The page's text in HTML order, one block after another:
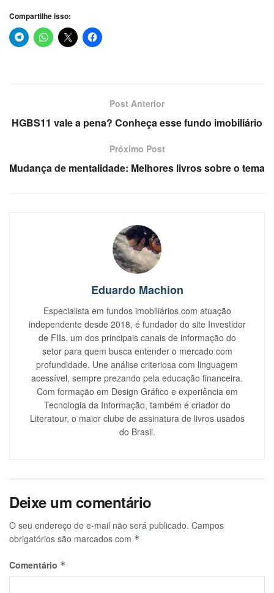
Compartilhe isso:
Post Anterior
HGBS11 vale a pena? Conheça esse fundo imobiliário
Próximo Post
Mudança de mentalidade: Melhores livros sobre o tema
Eduardo Machion
Especialista em fundos imobiliários com atuação
independente desde 2018, é fundador do site Investidor
de FIIs, um dos principais canais de informação do
setor para quem busca entender o mercado com
profundidade. Une análise criteriosa com linguagem
acessível, sempre prezando pela educação financeira.
Com formação em Design Gráfico e experiência em
Tecnologia da Informação, também é criador do
Literatour, o maior clube de assinatura de livros usados
do Brasil.
Deixe um comentário
O seu endereço de e-mail não será publicado. Campos
obrigatórios são marcados com *
Comentário *